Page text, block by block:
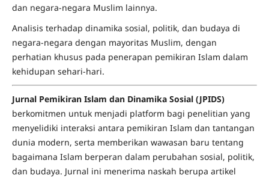
dan negara-negara Muslim lainnya.
Analisis terhadap dinamika sosial, politik, dan budaya di
negara-negara dengan mayoritas Muslim, dengan
perhatian khusus pada penerapan pemikiran Islam dalam
kehidupan sehari-hari.
Jurnal Pemikiran Islam dan Dinamika Sosial (JPIDS)
berkomitmen untuk menjadi platform bagi penelitian yang
menyelidiki interaksi antara pemikiran Islam dan tantangan
dunia modern, serta memberikan wawasan baru tentang
bagaimana Islam berperan dalam perubahan sosial, politik,
dan budaya. Jurnal ini menerima naskah berupa artikel